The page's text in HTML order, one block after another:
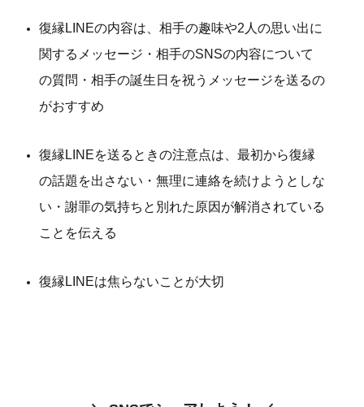
復縁LINEの内容は、相手の趣味や2人の思い出に
関するメッセージ・相手のSNSの内容について
の質問・相手の誕生日を祝うメッセージを送るの
がおすすめ
復縁LINEを送るときの注意点は、最初から復縁
の話題を出さない・無理に連絡を続けようとしな
い・謝罪の気持ちと別れた原因が解消されている
ことを伝える
復縁LINEは焦らないことが大切